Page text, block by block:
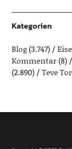
Kategorien
Blog(3.747)
Kommentar(8)
(2.890)
Teve